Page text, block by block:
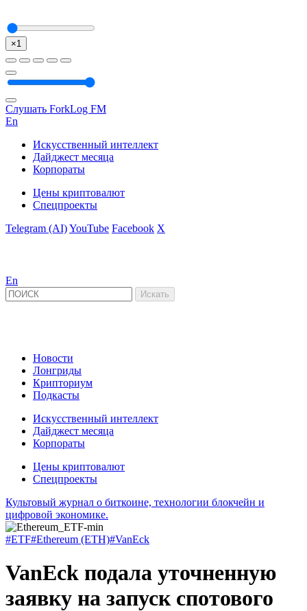
×1
Слушать ForkLog FM
En
Искусственный интеллект
Дайджест месяца
Корпораты
Цены криптовалют
Спецпроекты
Telegram (AI)YouTube Facebook X
En
Новости
Лонгриды
Крипториум
Подкасты
Искусственный интеллект
Дайджест месяца
Корпораты
Цены криптовалют
Спецпроекты
Культовый журнал о биткоине, технологии блокчейн и
цифровой экономике.
#ETF#Ethereum (ETH)#VanEck
VanEck подала уточненную
заявку на запуск спотового